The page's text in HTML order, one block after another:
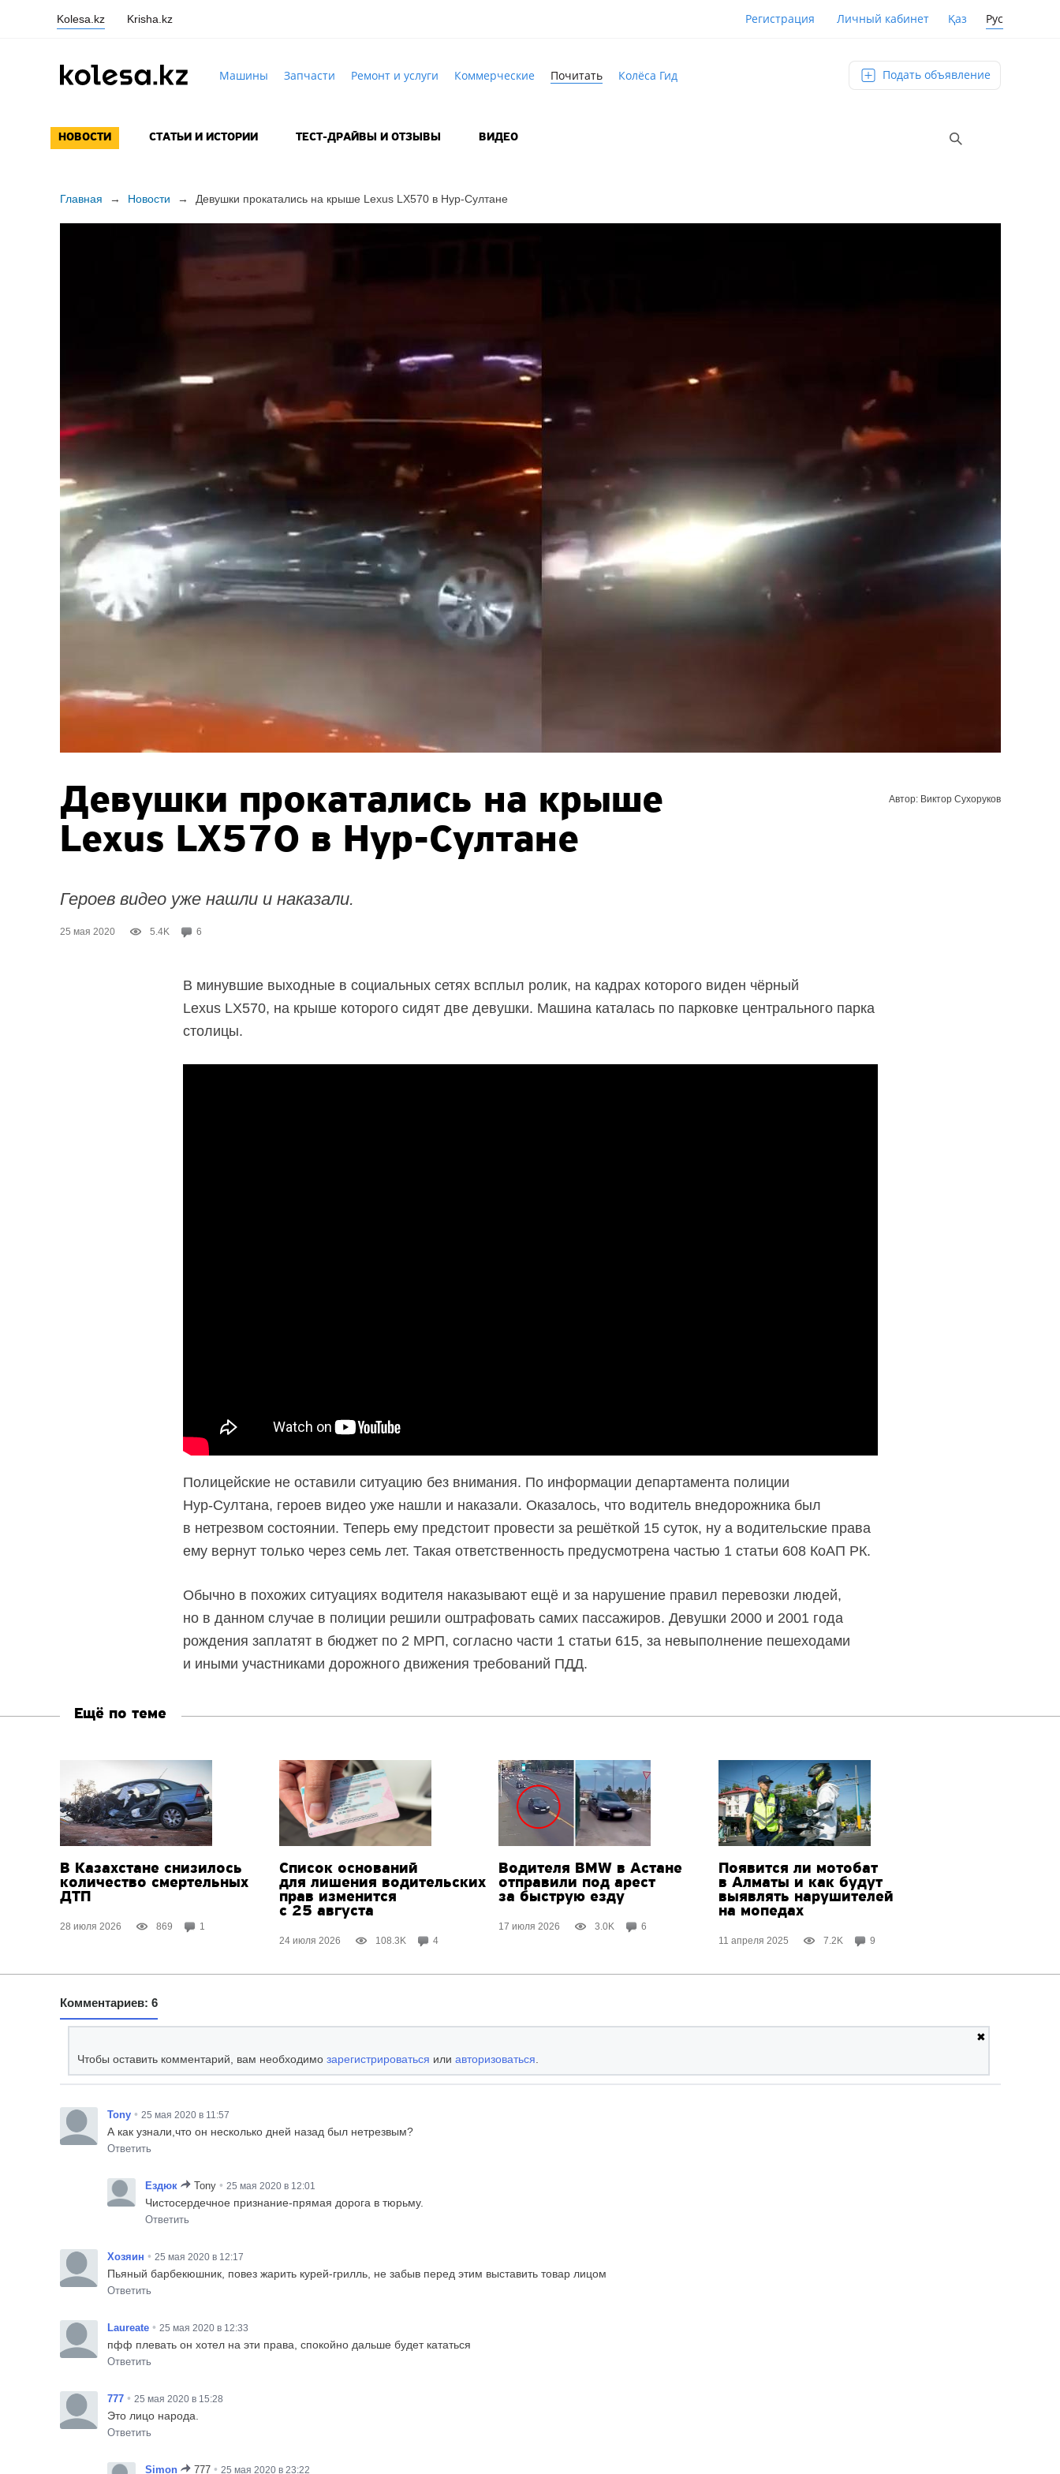
Kolesa.kz Krisha.kz Регистрация Личный кабинет Қаз Рус
Машины Запчасти Ремонт и услуги Коммерческие Почитать Колёса Гид Подать объявление
НОВОСТИ СТАТЬИ И ИСТОРИИ ТЕСТ-ДРАЙВЫ И ОТЗЫВЫ ВИДЕО
Главная → Новости → Девушки прокатались на крыше Lexus LX570 в Нур-Султане
Девушки прокатались на крыше
Lexus LX570 в Нур-Султане
Героев видео уже нашли и наказали.
25 мая 2020 5.4K 6
Автор: Виктор Сухоруков
В минувшие выходные в социальных сетях всплыл ролик, на кадрах которого виден чёрный
Lexus LX570, на крыше которого сидят две девушки. Машина каталась по парковке центрального парка
столицы.
Полицейские не оставили ситуацию без внимания. По информации департамента полиции
Нур-Султана, героев видео уже нашли и наказали. Оказалось, что водитель внедорожника был
в нетрезвом состоянии. Теперь ему предстоит провести за решёткой 15 суток, ну а водительские права
ему вернут только через семь лет. Такая ответственность предусмотрена частью 1 статьи 608 КоАП РК.
Обычно в похожих ситуациях водителя наказывают ещё и за нарушение правил перевозки людей,
но в данном случае в полиции решили оштрафовать самих пассажиров. Девушки 2000 и 2001 года
рождения заплатят в бюджет по 2 МРП, согласно части 1 статьи 615, за невыполнение пешеходами
и иными участниками дорожного движения требований ПДД.
Ещё по теме
В Казахстане снизилось
количество смертельных
ДТП
28 июля 2026 869 1
Список оснований
для лишения водительских
прав изменится
с 25 августа
24 июля 2026 108.3K 4
Водителя BMW в Астане
отправили под арест
за быструю езду
17 июля 2026 3.0K 6
Появится ли мотобат
в Алматы и как будут
выявлять нарушителей
на мопедах
11 апреля 2025 7.2K 9
Комментариев: 6
✖
Чтобы оставить комментарий, вам необходимо зарегистрироваться или авторизоваться
Tony • 25 мая 2020 в 11:57
А как узнали,что он несколько дней назад был нетрезвым?
Ответить
Ездюк Tony • 25 мая 2020 в 12:01
Чистосердечное признание-прямая дорога в тюрьму.
Ответить
Хозяин • 25 мая 2020 в 12:17
Пьяный барбекюшник, повез жарить курей-грилль, не забыв перед этим выставить товар лицом
Ответить
Laureate • 25 мая 2020 в 12:33
пфф плевать он хотел на эти права, спокойно дальше будет кататься
Ответить
777 • 25 мая 2020 в 15:28
Это лицо народа.
Ответить
Simon 777 • 25 мая 2020 в 23:22